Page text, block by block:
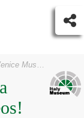
Entradas Venice Museum Pass